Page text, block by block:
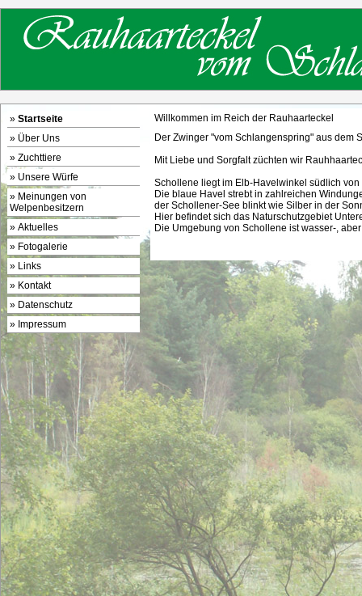
» Startseite
» Über Uns
» Zuchttiere
» Unsere Würfe
» Meinungen von
Welpenbesitzern
» Aktuelles
» Fotogalerie
» Links
» Kontakt
» Datenschutz
» Impressum
Willkommen im Reich der Rauhaarteckel
Der Zwinger "vom Schlangenspring" aus dem
Mit Liebe und Sorgfalt züchten wir
Schollene liegt im Elb-Havelwinkel südlich
Die blaue Havel strebt in zahlreichen
der Schollener-See blinkt wie Silber in der
Hier befindet sich das Naturschutzgebiet
Die Umgebung von Schollene ist wasser-,